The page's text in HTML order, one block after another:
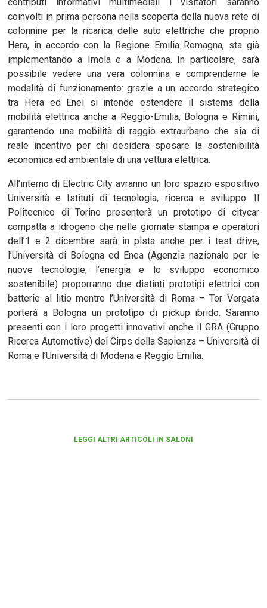
coinvolti in prima persona nella scoperta della nuova rete di
colonnine per la ricarica delle auto elettriche che proprio
Hera, in accordo con la Regione Emilia Romagna, sta già
implementando a Imola e a Modena. In particolare, sarà
possibile vedere una vera colonnina e comprenderne le
modalità di funzionamento: grazie a un accordo strategico
tra Hera ed Enel si intende estendere il sistema della
mobilità elettrica anche a Reggio-Emilia, Bologna e Rimini,
garantendo una mobilità di raggio extraurbano che sia di
reale incentivo per chi desidera sposare la sostenibilità
economica ed ambientale di una vettura elettrica.
All’interno di Electric City avranno un loro spazio espositivo
Università e Istituti di tecnologia, ricerca e sviluppo. Il
Politecnico di Torino presenterà un prototipo di citycar
compatta a idrogeno che nelle giornate stampa e operatori
dell’1 e 2 dicembre sarà in pista anche per i test drive,
l’Università di Bologna ed Enea (Agenzia nazionale per le
nuove tecnologie, l’energia e lo sviluppo economico
sostenibile) proporranno due distinti prototipi elettrici con
batterie al litio mentre l’Università di Roma – Tor Vergata
porterà a Bologna un prototipo di pickup ibrido. Saranno
presenti con i loro progetti innovativi anche il GRA (Gruppo
Ricerca Automotive) del Cirps della Sapienza – Università di
Roma e l’Università di Modena e Reggio Emilia.
LEGGI ALTRI ARTICOLI IN SALONI